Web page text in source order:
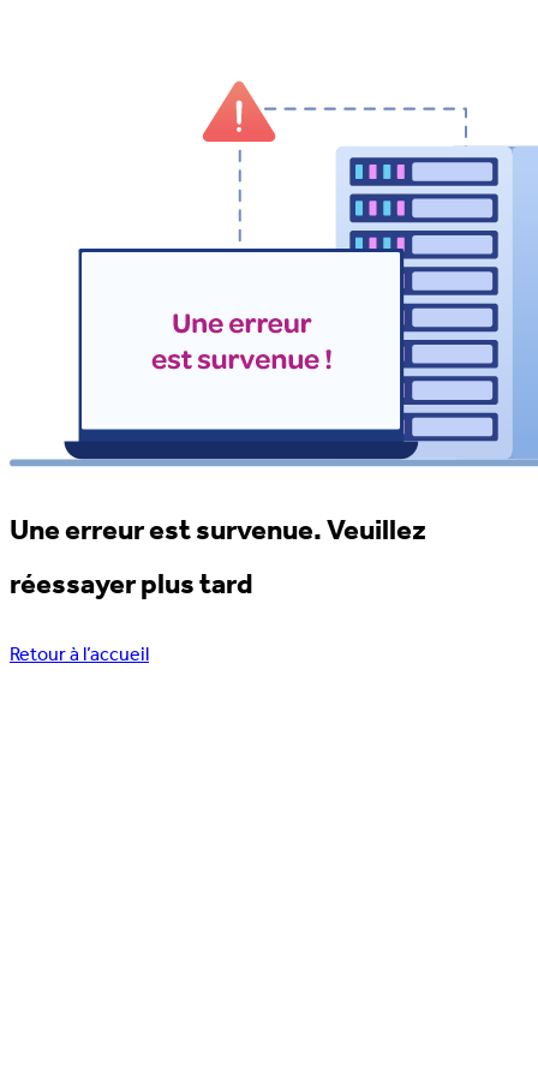
Une erreur est survenue. Veuillez
réessayer plus tard
Retour à l’accueil